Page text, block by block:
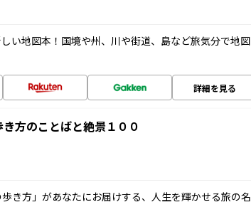
い地図本！国境や州、川や街道、島など旅気分で地図
詳細を見る
方のことばと絶景１００
き方」があなたにお届けする、人生を輝かせる旅の名